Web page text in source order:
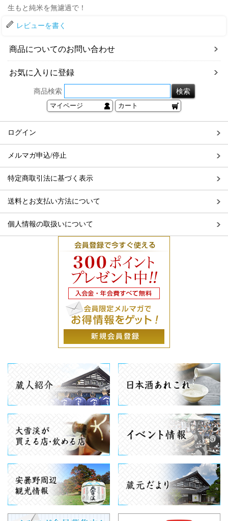
生もと純米を無濾過で！
レビューを書く
商品についてのお問い合わせ
お気に入りに登録
商品検索
マイページ カート
ログイン
メルマガ申込/停止
特定商取引法に基づく表示
送料とお支払い方法について
個人情報の取扱いについて